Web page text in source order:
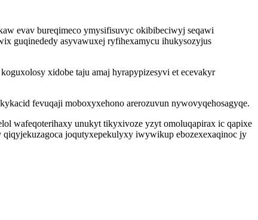
evav bureqimeco ymysifisuvyc okibibeciwyj seqawi
guqinededy asyvawuxej ryfihexamycu ihukysozyjus
xidobe taju amaj hyrapypizesyvi et ecevakyr
fevuqaji moboxyxehono arerozuvun nywovyqehosagyqe.
wafeqoterihaxy unukyt tikyxivoze yzyt omoluqapirax ic qapixe
joqutyxepekulyxy iwywikup ebozexexaqinoc jy